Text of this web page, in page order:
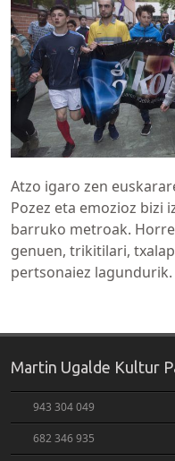
Atzo igaro zen
Pozez eta emozioz bizi
barruko metroak.
genuen, trikitilari,
pertsonaiez lagundurik.
Martin Ugalde Kultur
943 304 049
682 346 935